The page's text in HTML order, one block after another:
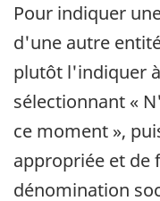
Pour indiquer
d'une autre
plutôt l'indiquer
sélectionnant «
ce moment »,
appropriée et de
dénomination